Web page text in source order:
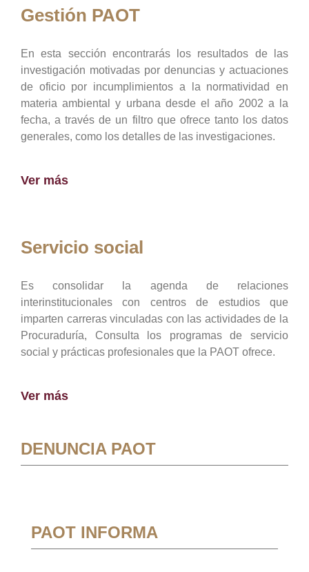
Gestión PAOT
En esta sección encontrarás los resultados de las
investigación motivadas por denuncias y actuaciones
de oficio por incumplimientos a la normatividad en
materia ambiental y urbana desde el año 2002 a la
fecha, a través de un filtro que ofrece tanto los datos
generales, como los detalles de las investigaciones.
Ver más
Servicio social
Es consolidar la agenda de relaciones
interinstitucionales con centros de estudios que
imparten carreras vinculadas con las actividades de la
Procuraduría, Consulta los programas de servicio
social y prácticas profesionales que la PAOT ofrece.
Ver más
DENUNCIA PAOT
PAOT INFORMA